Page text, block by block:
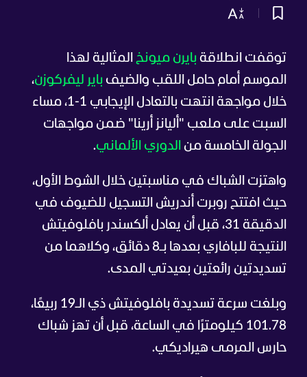
توقفت انطلاقة بايرن ميونخ المثالية لهذا
الموسم أمام حامل اللقب والضيف باير ليفركوزن،
خلال مواجهة انتهت بالتعادل الإيجابي 1-1، مساء
السبت على ملعب "أليانز أرينا" ضمن مواجهات
الجولة الخامسة من الدوري الألماني.
واهتزت الشباك في مناسبتين خلال الشوط الأول،
حيث افتتح روبرت أندريش التسجيل للضيوف في
الدقيقة 31، قبل أن يعادل ألكسندر بافلوفيتش
النتيجة للبافاري بعدها بـ8 دقائق، وكلاهما من
تسديدتين رائعتين بعيدتي المدى.
وبلغت سرعة تسديدة بافلوفيتش ذي الـ19 ربيعًا،
101.78 كيلومترًا في الساعة، قبل أن تهز شباك
حارس المرمى هيراديكي.